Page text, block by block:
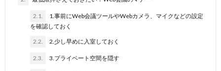
2.1.
1.事前にWeb会議ツールやWebカメラ、マイクなどの設定
を確認しておく
2.2. 2.少し早めに入室しておく
2.3. 3.プライベート空間を隠す